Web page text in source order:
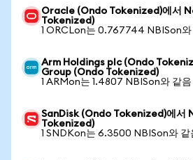
Oracle (Ondo Tokenized)에서
Tokenized)
1 ORCLon는 0.767744 NBISon와
Arm Holdings plc (Ondo
Group (Ondo Tokenized)
1 ARMon는 1.4807 NBISon와 같음
SanDisk (Ondo Tokenized)에서
Tokenized)
1 SNDKon는 6.3500 NBISon와 같